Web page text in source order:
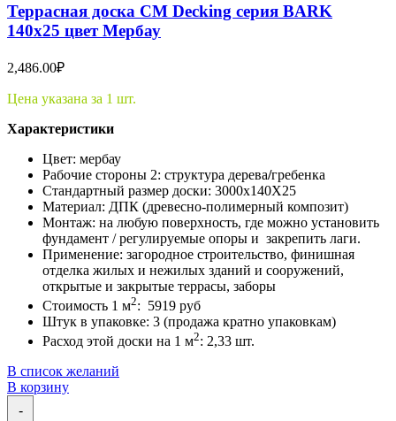
Террасная доска CM Decking серия BARK
140х25 цвет Мербау
2,486.00₽
Цена указана за 1 шт.
Характеристики
Цвет: мербау
Рабочие стороны 2: структура дерева/гребенка
Стандартный размер доски: 3000x140X25
Материал: ДПК (древесно-полимерный композит)
Монтаж: на любую поверхность, где можно установить
фундамент / регулируемые опоры и закрепить лаги.
Применение: загородное строительство, финишная
отделка жилых и нежилых зданий и сооружений,
открытые и закрытые террасы, заборы
Стоимость 1 м2: 5919 руб
Штук в упаковке: 3 (продажа кратно упаковкам)
Расход этой доски на 1 м2: 2,33 шт.
В список желаний
В корзину
-